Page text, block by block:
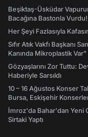
Beşiktaş-Üsküdar
Bacağına Bastonla Vurdu!
Her Şeyi Fazlasıyla
Sıfır Atık Vakfı Başkanı
Kanında Mikroplastik Var"
Gözyaşlarını Zor Tuttu:
Haberiyle Sarsıldı
10 – 16 Ağustos Konser
Bursa, Eskişehir
İmroz'da Bahar'dan Yeni
Sirtaki Yaptı